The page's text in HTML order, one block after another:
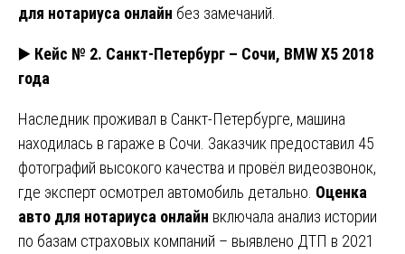
для нотариуса онлайн без замечаний.
▶️ Кейс № 2. Санкт-Петербург – Сочи, BMW X5 2018
года
Наследник проживал в Санкт-Петербурге, машина
находилась в гараже в Сочи. Заказчик предоставил 45
фотографий высокого качества и провёл видеозвонок,
где эксперт осмотрел автомобиль детально. Оценка
авто для нотариуса онлайн включала анализ истории
по базам страховых компаний – выявлено ДТП в 2021